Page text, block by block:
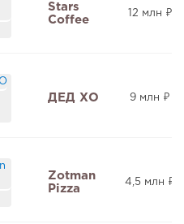
Stars
Coffee
12 млн ₽
ДЕД ХО 9 млн ₽
Zotman
Pizza
4,5 млн ₽